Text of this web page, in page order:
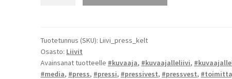
Tuotetunnus (SKU):Liivi_press_kelt
Osasto: Liivit
Avainsanat tuotteelle #kuvaaja, #kuvaajalleliivi,
#media, #press, #pressi, #pressivest, #pressvest,